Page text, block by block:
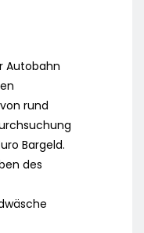
Autobahn
rund
Bargeld.
des